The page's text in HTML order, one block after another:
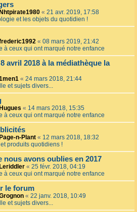
Nhtpirate1980 « 21 avr. 2019, 17:58
et les objets du quotidien !
« 08 mars 2019, 21:42
à ceux qui ont marqué notre enfance
avril 2018 à la médiathèque la
« 24 mars 2018, 21:44
et sujets divers...
Hugues « 14 mars 2018, 15:35
à ceux qui ont marqué notre enfance
Page-n-Plant « 12 mars 2018, 18:32
produits quotidiens !
nous avons oublies en 2017
Leriddler « 25 févr. 2018, 04:19
à ceux qui ont marqué notre enfance
le forum
« 22 janv. 2018, 10:49
et sujets divers...